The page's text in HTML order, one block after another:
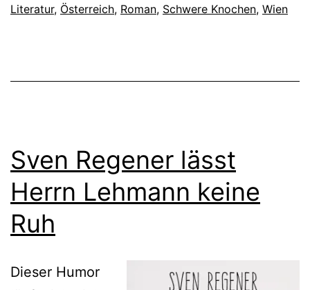
Literatur, Österreich, Roman, Schwere Knochen, Wien
Sven Regener lässt
Herrn Lehmann keine
Ruh
Dieser Humor